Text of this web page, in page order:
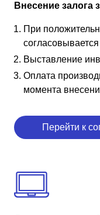
Внесение залога
При
Выставление
Оплата
момента
Перейти к